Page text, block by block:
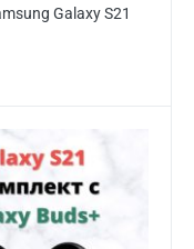
Galaxy S21